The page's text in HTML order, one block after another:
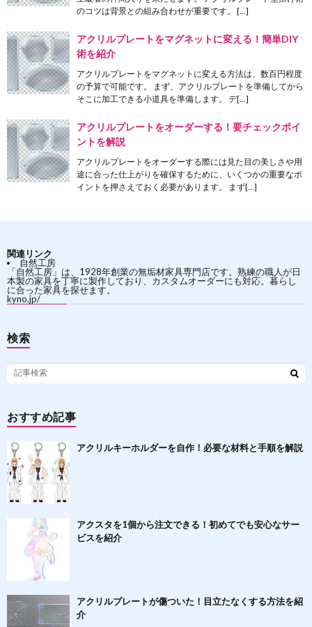
のコツは背景との組み合わせが重要です。 […]
アクリルプレートをマグネットに変える！簡単DIY
術を紹介
アクリルプレートをマグネットに変える方法は、数百円程度
の予算で可能です。 まず、アクリルプレートを準備してから
そこに加工できる小道具を準備します。 デ[…]
アクリルプレートをオーダーする！要チェックポイ
ントを解説
アクリルプレートをオーダーする際には見た目の美しさや用
途に合った仕上がりを確保するために、いくつかの重要なポ
イントを押さえておく必要があります。 まず[…]
関連リンク
自然工房
「自然工房」は、1928年創業の無垢材家具専門店です。熟練の職人が日
本製の家具を丁寧に製作しており、カスタムオーダーにも対応。暮らし
に合った家具を探せます。
kyno.jp/
検索
おすすめ記事
アクリルキーホルダーを自作！必要な材料と手順を解説
アクスタを1個から注文できる！初めてでも安心なサー
ビスを紹介
アクリルプレートが傷ついた！目立たなくする方法を紹
介